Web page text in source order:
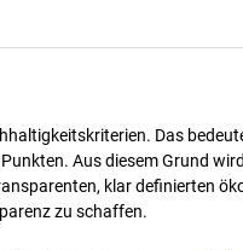
Das
Aus diesem Grund
klar definierten
zu schaffen.